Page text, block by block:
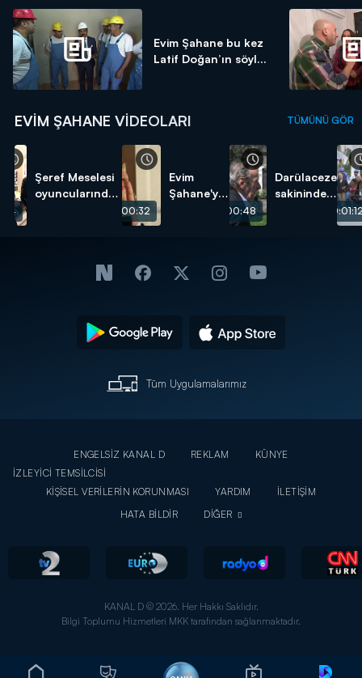
Evim Şahane bu kez
Latif Doğan’ın söyl...
EVIM ŞAHANE VIDEOLARI TÜMÜNÜ GÖR
Şeref Meselesi
oyuncularından
00:00:32
Evim
Şahane'ye
00:00:48
Darülaceze
sakininden
Tüm Uygulamalarımız
ENGELSİZ KANAL D REKLAM
KÜNYE
İZLEYİCİ TEMSİLCİSİ
KİŞİSEL VERİLERİN KORUNMASI
YARDIM
İLETİŞİM
HATA BİLDİR
DİĞER
KANAL D © 2026. Her Hakkı Saklıdır.
Bilgi Toplumu Hizmetleri MKK tarafından sağlanmaktadır.